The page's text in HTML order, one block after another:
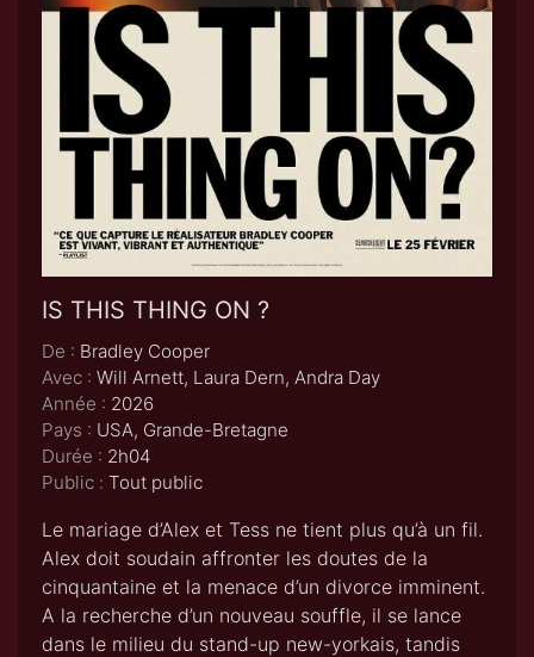
IS THIS THING ON ?
De : Bradley Cooper
Avec : Will Arnett, Laura Dern, Andra Day
Année : 2026
Pays : USA, Grande-Bretagne
Durée : 2h04
Public : Tout public
Le mariage d’Alex et Tess ne tient plus qu’à un fil.
Alex doit soudain affronter les doutes de la
cinquantaine et la menace d’un divorce imminent.
A la recherche d’un nouveau souffle, il se lance
dans le milieu du stand-up new-yorkais, tandis